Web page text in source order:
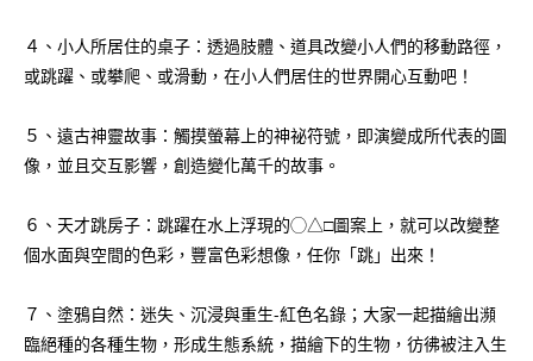
４、小人所居住的桌子：透過肢體、道具改變小人們的移動路徑，
或跳躍、或攀爬、或滑動，在小人們居住的世界開心互動吧！
５、遠古神靈故事：觸摸螢幕上的神祕符號，即演變成所代表的圖
像，並且交互影響，創造變化萬千的故事。
６、天才跳房子：跳躍在水上浮現的◯△□圖案上，就可以改變整
個水面與空間的色彩，豐富色彩想像，任你「跳」出來！
７、塗鴉自然：迷失、沉浸與重生-紅色名錄；大家一起描繪出瀕
臨絕種的各種生物，形成生態系統，描繪下的生物，彷彿被注入生